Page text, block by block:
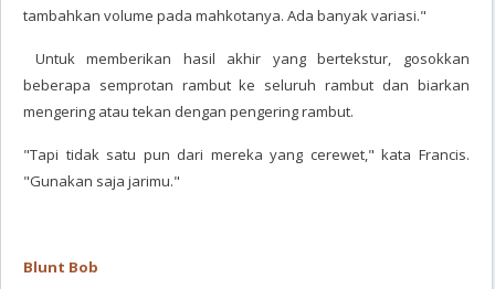
tambahkan volume pada mahkotanya. Ada banyak variasi."
Untuk memberikan hasil akhir yang bertekstur, gosokkan
beberapa semprotan rambut ke seluruh rambut dan biarkan
mengering atau tekan dengan pengering rambut.
"Tapi tidak satu pun dari mereka yang cerewet," kata Francis.
"Gunakan saja jarimu."
Blunt Bob